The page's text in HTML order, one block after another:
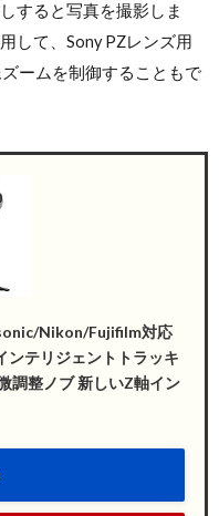
すると写真を撮影しま
して、Sony PZレンズ用
ームを制御することもで
Nikon/Fujifilm対応
ンテリジェントトラッキ
調整ノブ 新しいZ軸イン